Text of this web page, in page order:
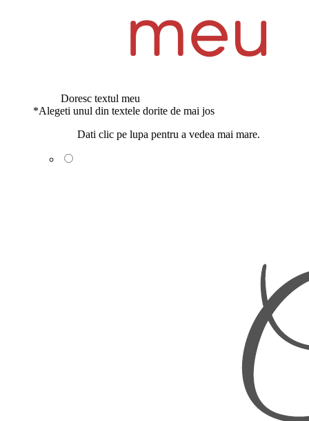
Doresc textul meu
*Alegeti unul din textele dorite de mai jos
Dati clic pe lupa pentru a vedea mai mare.